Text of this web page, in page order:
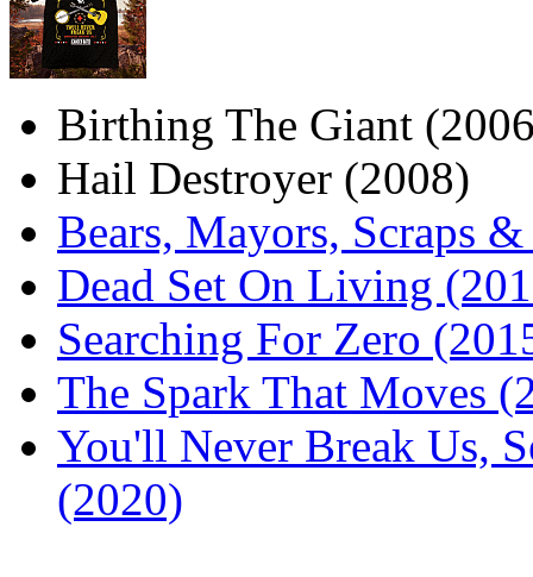
Birthing The Giant
Hail Destroyer (2008)
Bears, Mayors, Scraps
Dead Set On Living
Searching For Zero
The Spark That Moves
You'll Never Break Us,
(2020)